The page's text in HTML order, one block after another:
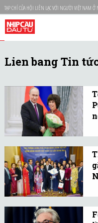
TẠP CHÍ CỦA HỘI LIÊN LẠC VỚI NGƯỜI VIỆT NAM Ở
Lien bang Tin